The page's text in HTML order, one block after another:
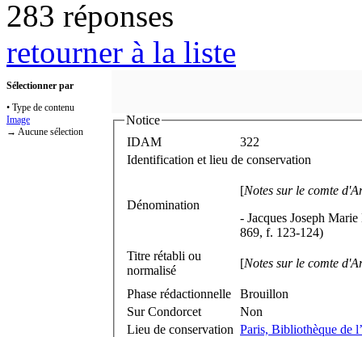
283 réponses
retourner à la liste
Sélectionner par
• Type de contenu
Image
→ Aucune sélection
Notice
IDAM
322
Identification et lieu de conservation
Dénomination
[Notes sur le comte
- Jacques Joseph Marie
869, f. 123-124)
Titre rétabli ou
normalisé
[Notes sur le comte
Phase rédactionnelle
Brouillon
Sur Condorcet
Non
Lieu de conservation Paris, Bibliothèque de